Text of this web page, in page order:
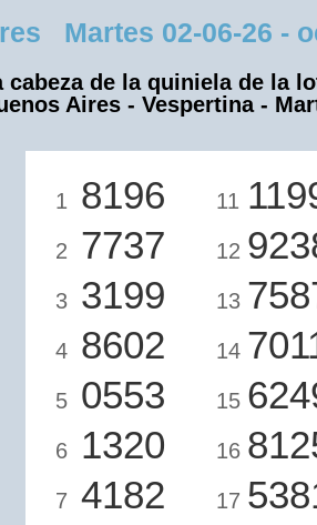
Martes 02-06-26 -
cabeza de la quiniela de la
Aires - Vespertina -
1 8196
2 7737
3 3199
4 8602
5 0553
6 1320
7 4182
11
12
13
14
15
16
17